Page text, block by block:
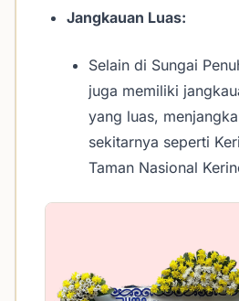
Jangkauan Luas:
Selain di Sungai
juga memiliki
yang luas,
sekitarnya seperti
Taman Nasional